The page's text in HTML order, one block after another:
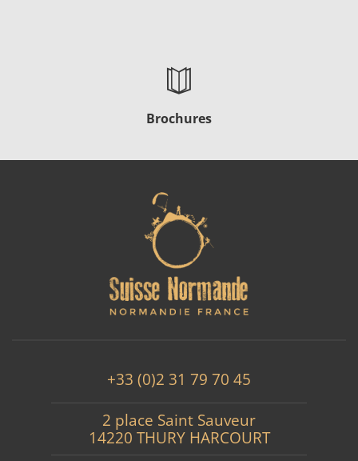
Brochures
+33 (0)2 31 79 70 45
2 place Saint Sauveur
14220 THURY HARCOURT